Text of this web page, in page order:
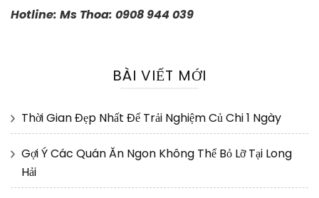
Hotline: Ms Thoa: 0908 944 039
BÀI VIẾT MỚI
Thời Gian Đẹp Nhất Để Trải Nghiệm Củ Chi 1 Ngày
Gợi Ý Các Quán Ăn Ngon Không Thể Bỏ Lỡ Tại Long
Hải